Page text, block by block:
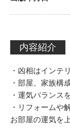
内容紹介
・凶相はインテ
・部屋、家族構
・運気バランス
・リフォームや
お部屋の運気を